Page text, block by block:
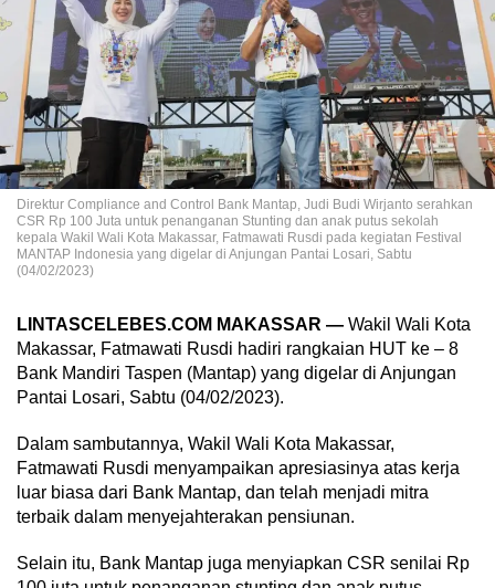
Direktur Compliance and Control Bank Mantap, Judi Budi Wirjanto serahkan
CSR Rp 100 Juta untuk penanganan Stunting dan anak putus sekolah
kepala Wakil Wali Kota Makassar, Fatmawati Rusdi pada kegiatan Festival
MANTAP Indonesia yang digelar di Anjungan Pantai Losari, Sabtu
(04/02/2023)
LINTASCELEBES.COM MAKASSAR — Wakil Wali Kota
Makassar, Fatmawati Rusdi hadiri rangkaian HUT ke – 8
Bank Mandiri Taspen (Mantap) yang digelar di Anjungan
Pantai Losari, Sabtu (04/02/2023).
Dalam sambutannya, Wakil Wali Kota Makassar,
Fatmawati Rusdi menyampaikan apresiasinya atas kerja
luar biasa dari Bank Mantap, dan telah menjadi mitra
terbaik dalam menyejahterakan pensiunan.
Selain itu, Bank Mantap juga menyiapkan CSR senilai Rp